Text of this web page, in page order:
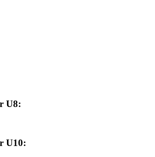
U8:
U10: